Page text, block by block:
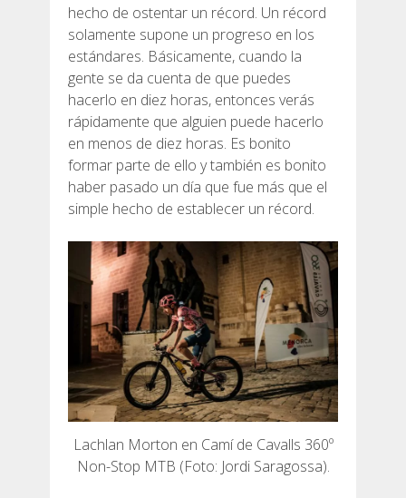
hecho de ostentar un récord. Un récord
solamente supone un progreso en los
estándares. Básicamente, cuando la
gente se da cuenta de que puedes
hacerlo en diez horas, entonces verás
rápidamente que alguien puede hacerlo
en menos de diez horas. Es bonito
formar parte de ello y también es bonito
haber pasado un día que fue más que el
simple hecho de establecer un récord.
Lachlan Morton en Camí de Cavalls 360º
Non-Stop MTB (Foto: Jordi Saragossa).